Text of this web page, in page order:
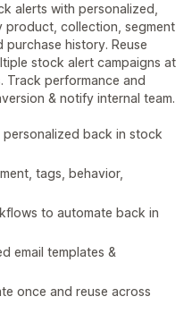
alerts with personalized,
product, collection, segment
history. Reuse
stock alert campaigns at
Track performance and
& notify internal team.
personalized back in stock
tags, behavior,
to automate back in
email templates &
once and reuse across